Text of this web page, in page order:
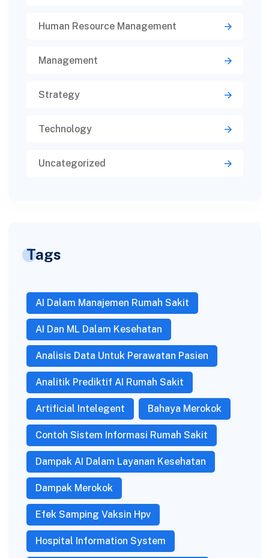
Human Resource Management
Management
Strategy
Technology
Uncategorized
Tags
AI Dalam Manajemen Rumah Sakit
AI Dan ML Dalam Kesehatan
Analisis Data Untuk Perawatan Pasien
Analitik Prediktif AI Rumah Sakit
Artificial Intelegent Bahaya Merokok
Contoh Sistem Informasi Rumah Sakit
Dampak AI Dalam Layanan Kesehatan
Dampak Merokok
Efek Samping Vaksin Hpv
Hospital Information System